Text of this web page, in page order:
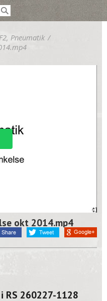
Pneumatik /
okt 2014.mp4
RS 260227-1128